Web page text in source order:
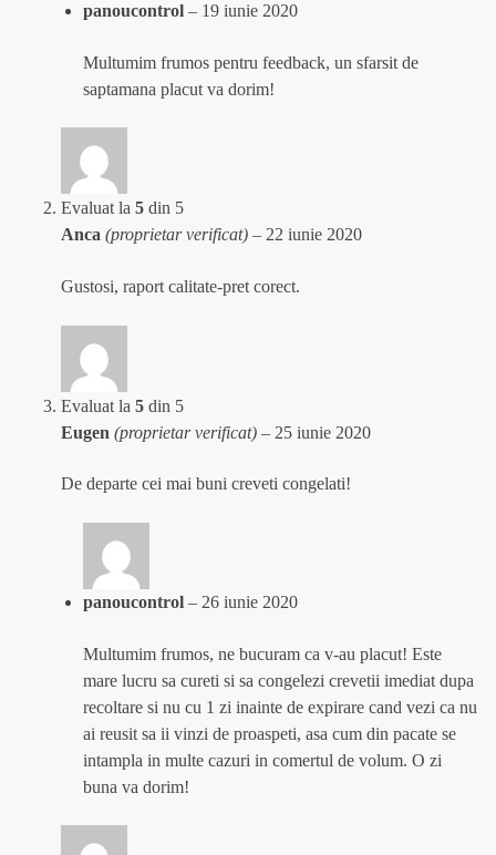
panoucontrol – 19 iunie 2020
Multumim frumos pentru feedback, un sfarsit de
saptamana placut va dorim!
Evaluat la 5 din 5
Anca (proprietar verificat) – 22 iunie 2020
Gustosi, raport calitate-pret corect.
Evaluat la 5 din 5
Eugen (proprietar verificat) – 25 iunie 2020
De departe cei mai buni creveti congelati!
panoucontrol – 26 iunie 2020
Multumim frumos, ne bucuram ca v-au placut! Este
mare lucru sa cureti si sa congelezi crevetii imediat dupa
recoltare si nu cu 1 zi inainte de expirare cand vezi ca nu
ai reusit sa ii vinzi de proaspeti, asa cum din pacate se
intampla in multe cazuri in comertul de volum. O zi
buna va dorim!